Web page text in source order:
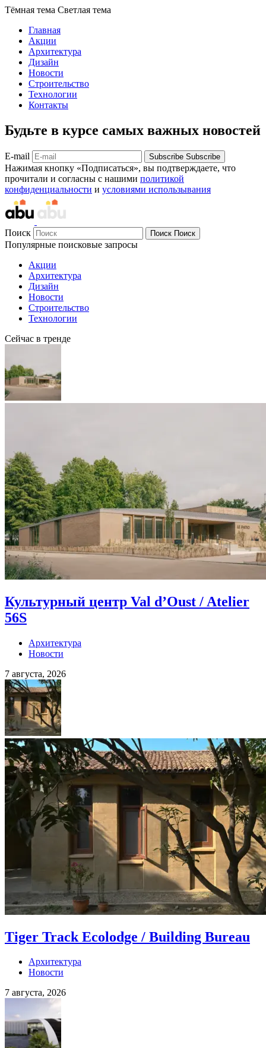
Тёмная тема Светлая тема
Главная
Акции
Архитектура
Дизайн
Новости
Строительство
Технологии
Контакты
Будьте в курсе самых важных новостей
E-mail Subscribe Subscribe
Нажимая кнопку «Подписаться», вы подтверждаете, что
прочитали и согласны с нашими политикой
конфиденциальности и условиями использывания
Поиск Поиск Поиск
Популярные поисковые запросы
Акции
Архитектура
Дизайн
Новости
Строительство
Технологии
Сейчас в тренде
Культурный центр Val d’Oust / Atelier
56S
Архитектура
Новости
7 августа, 2026
Tiger Track Ecolodge / Building Bureau
Архитектура
Новости
7 августа, 2026